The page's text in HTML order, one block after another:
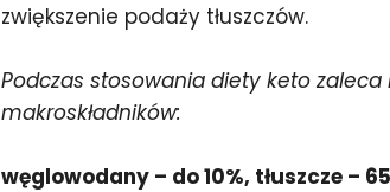
zwiększenie podaży tłuszczów.
Podczas stosowania diety keto zaleca
makroskładników:
węglowodany – do 10%, tłuszcze –